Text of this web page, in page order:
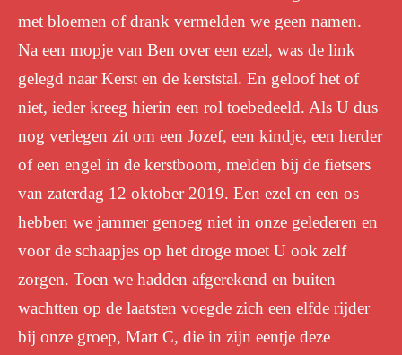
met bloemen of drank vermelden we geen namen.
Na een mopje van Ben over een ezel, was de link
gelegd naar Kerst en de kerststal. En geloof het of
niet, ieder kreeg hierin een rol toebedeeld. Als U dus
nog verlegen zit om een Jozef, een kindje, een herder
of een engel in de kerstboom, melden bij de fietsers
van zaterdag 12 oktober 2019. Een ezel en een os
hebben we jammer genoeg niet in onze gelederen en
voor de schaapjes op het droge moet U ook zelf
zorgen. Toen we hadden afgerekend en buiten
wachtten op de laatsten voegde zich een elfde rijder
bij onze groep, Mart C, die in zijn eentje deze